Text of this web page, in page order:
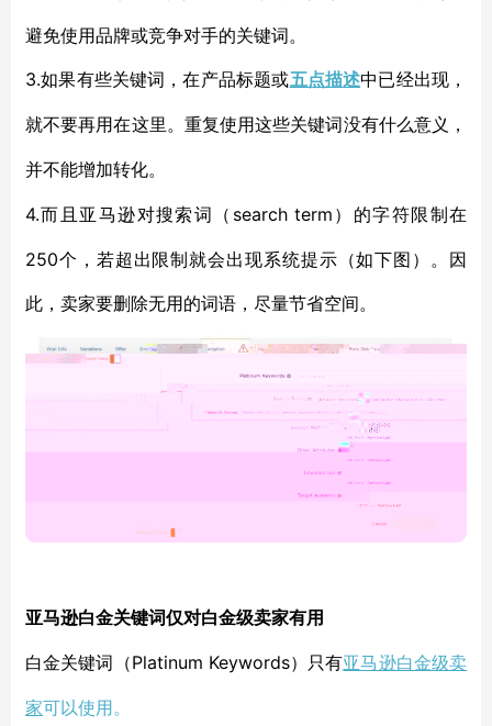
避免使用品牌或竞争对手的关键词。
3.如果有些关键词，在产品标题或五点描述中已经出现，
就不要再用在这里。重复使用这些关键词没有什么意义，
并不能增加转化。
4.而且亚马逊对搜索词（search term ）的字符限制在
250个，若超出限制就会出现系统提示（如下图）。因
此，卖家要删除无用的词语，尽量节省空间。
亚马逊白金关键词仅对白金级卖家有用
白金关键词 （Platinum Keywords）只有亚马逊白金级卖
家可以使用。